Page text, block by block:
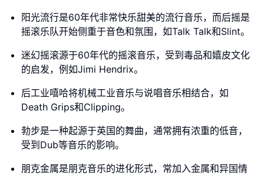
阳光流行是60年代非常快乐甜美的流行音乐，而后摇是
摇滚乐队开始侧重于音色和氛围，如Talk Talk和Slint。
迷幻摇滚源于60年代的摇滚音乐，受到毒品和嬉皮文化
的启发，例如Jimi Hendrix。
后工业嘻哈将机械工业音乐与说唱音乐相结合，如
Death Grips和Clipping。
勃步是一种起源于英国的舞曲，通常拥有浓重的低音，
受到Dub等音乐的影响。
朋克金属是朋克音乐的进化形式，常加入金属和异国情